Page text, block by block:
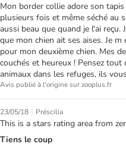
Mon border collie adore son
plusieurs fois et même séché au
aussi beau que quand je l'ai reçu.
que mon chien ait ses aises. Je
pour mon deuxième chien. Mes
couchés et heureux ! Pensez
animaux dans les refuges, ils
Avis publié à l'origine sur zooplus.fr
23/05/18 | Préscilia
This is a stars rating area from
Tiens le coup